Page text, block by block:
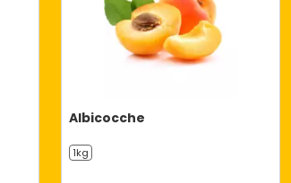
Albicocche
1kg